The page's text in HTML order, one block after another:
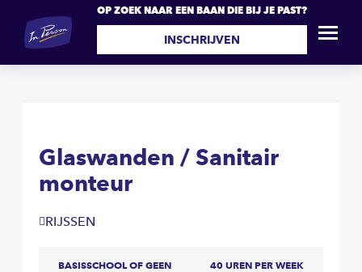
OP ZOEK NAAR EEN BAAN DIE BIJ JE PAST?
INSCHRIJVEN
Glaswanden / Sanitair
monteur
RIJSSEN
BASISSCHOOL OF GEEN 40 UREN PER WEEK
Glaswanden / Sanitair
monteur
SOLLICITEER